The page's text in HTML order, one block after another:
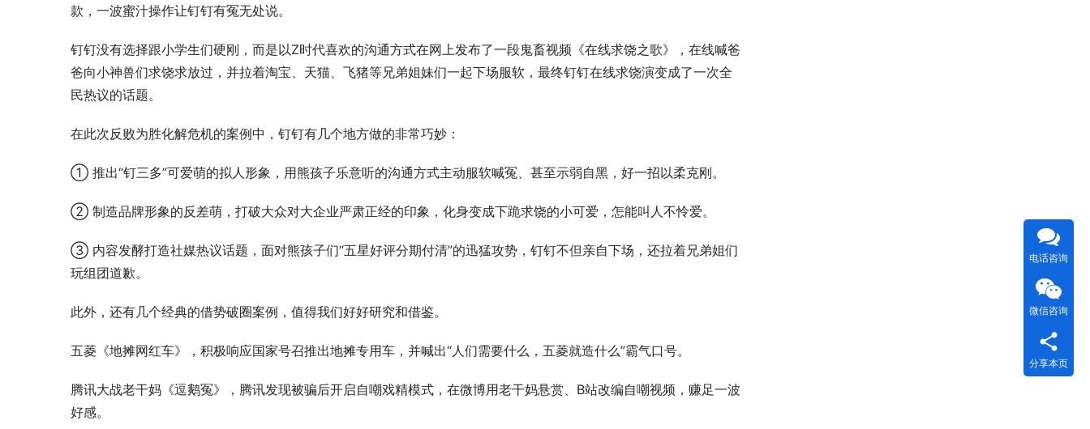
款，一波蜜汁操作让钉钉有冤无处说。
钉钉没有选择跟小学生们硬刚，而是以Z时代喜欢的沟通方式在网上发布了一段鬼畜视频《在线求饶之歌》，在线喊爸
爸向小神兽们求饶求放过，并拉着淘宝、天猫、飞猪等兄弟姐妹们一起下场服软，最终钉钉在线求饶演变成了一次全
民热议的话题。
在此次反败为胜化解危机的案例中，钉钉有几个地方做的非常巧妙：
① 推出“钉三多”可爱萌的拟人形象，用熊孩子乐意听的沟通方式主动服软喊冤、甚至示弱自黑，好一招以柔克刚。
② 制造品牌形象的反差萌，打破大众对大企业严肃正经的印象，化身变成下跪求饶的小可爱，怎能叫人不怜爱。
③ 内容发酵打造社媒热议话题，面对熊孩子们“五星好评分期付清”的迅猛攻势，钉钉不但亲自下场，还拉着兄弟姐们
玩组团道歉。
此外，还有几个经典的借势破圈案例，值得我们好好研究和借鉴。
五菱《地摊网红车》，积极响应国家号召推出地摊专用车，并喊出“人们需要什么，五菱就造什么”霸气口号。
腾讯大战老干妈《逗鹅冤》，腾讯发现被骗后开启自嘲戏精模式，在微博用老干妈悬赏、B站改编自嘲视频，赚足一波
好感。
电话咨询
微信咨询
分享本页